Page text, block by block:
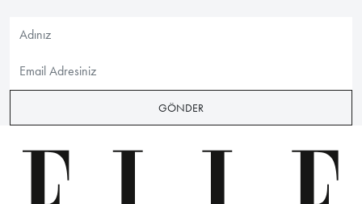
GÖNDER